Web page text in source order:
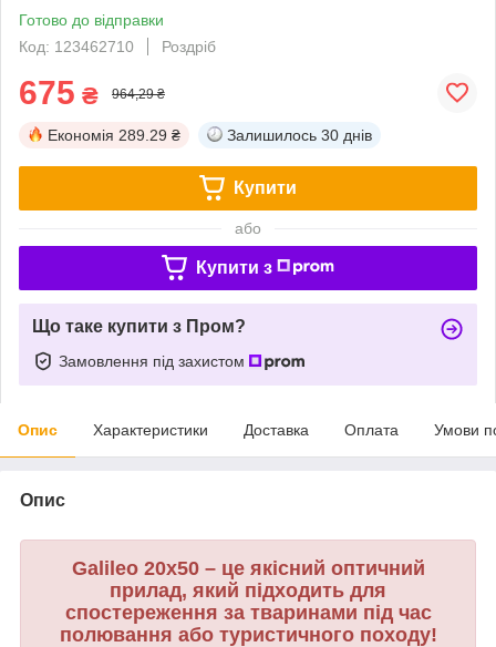
Готово до відправки
Код: 123462710
Роздріб
675 ₴ 964,29 ₴
Економія 289.29 ₴ Залишилось 30 днів
Купити
або
Купити з
Що таке купити з Пром?
Замовлення під захистом
Опис Характеристики Доставка Оплата Умови
Опис
Galileo 20x50 – це якісний оптичний
прилад, який підходить для
спостереження за тваринами під час
полювання або туристичного походу!